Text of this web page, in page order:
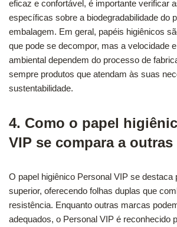
eficaz e confortável, é importante verificar
específicas sobre a biodegradabilidade do
embalagem. Em geral, papéis higiênicos
que pode se decompor, mas a velocidade
ambiental dependem do processo de
sempre produtos que atendam às suas
sustentabilidade.
4. Como o papel
VIP se compara a outras
O papel higiênico Personal VIP se destaca
superior, oferecendo folhas duplas que
resistência. Enquanto outras marcas
adequados, o Personal VIP é reconhecido